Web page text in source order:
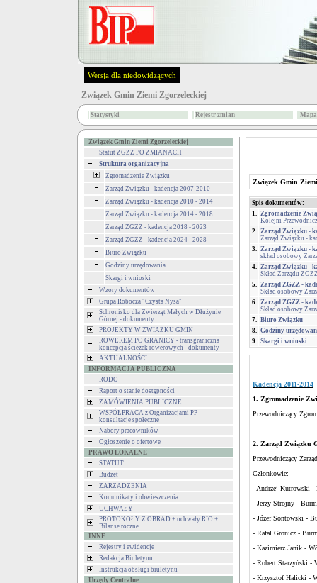
Wersja dla niedowidzących
Związek Gmin Ziemi Zgorzeleckiej
Statystyki Rejestr zmian
Związek Gmin Ziemi Zgorzeleckiej
Statut ZGZZ PO ZMIANACH
Struktura organizacyjna
Zgromadzenie Związku
Zarząd Związku - kadencja 2007-2010
Zarząd Związku - kadencja 2010 - 2014
Zarząd Związku - kadencja 2014 - 2018
Zarząd ZGZZ - kadencja 2018 - 2023
Zarząd ZGZZ - kadencja 2024 - 2028
Biuro Związku
Godziny urzędowania
Skargi i wnioski
Wzory dokumentów
Grupa Robocza "Czysta Nysa"
Schronisko dla Zwierząt Małych w Dłużynie
Górnej - dokumenty
PROJEKTY W ZWIĄZKU GMIN
ROWEREM PO GRANICY - transgraniczna
koncepcja ścieżek rowerowych - dokumenty
AKTUALNOŚCI
INFORMACJA PUBLICZNA
RODO
Raport o stanie dostępności
ZAMÓWIENIA PUBLICZNE
WSPÓŁPRACA z Organizacjami PP -
konsultacje społeczne
Nabory pracowników
Ogłoszenie o ofertowe
PRAWO LOKALNE
STATUT
Budżet
ZARZĄDZENIA
Komunikaty i obwieszczenia
UCHWAŁY
PROTOKOŁY Z OBRAD + uchwały RIO +
Bilanse roczne
INNE
Rejestry i ewidencje
Redakcja Biuletynu
Instrukcja obsługi biuletynu
Urzędy Centralne
Związek Gmin
Spis dokumentów:
1. Zgromadzenie
Kolejni
2. Zarząd Związku -
Zarząd Związku -
3. Zarząd Związku -
skład osobowy
4. Zarząd Związku -
Skład Zarządu
5. Zarząd ZGZZ -
Skład osobowy
6. Zarząd ZGZZ -
Skład osobowy
7. Biuro Związku
8. Godziny
9. Skargi i wnioski
Kadencja 2011-2014
1. Zgromadzenie
Przewodniczący
2. Zarząd Związku
Przewodniczący
Członkowie:
- Andrzej Kutrowski
- Jerzy Strojny -
- Józef Sontowski -
- Rafał Gronicz -
- Kazimierz Janik -
- Robert Starzyński -
- Krzysztof Halicki -